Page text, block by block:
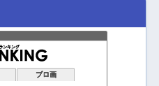
ブロ画